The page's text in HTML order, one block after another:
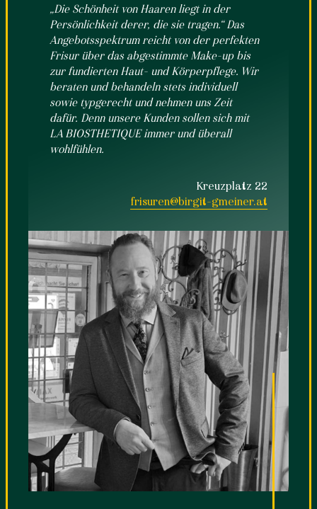
„Die Schönheit von Haaren liegt in der
Persönlichkeit derer, die sie tragen.“ Das
Angebotsspektrum reicht von der perfekten
Frisur über das abgestimmte Make-up bis
zur fundierten Haut- und Körperpflege. Wir
beraten und behandeln stets individuell
sowie typgerecht und nehmen uns Zeit
dafür. Denn unsere Kunden sollen sich mit
LA BIOSTHETIQUE immer und überall
wohlfühlen.
Kreuzplatz 22
frisuren@birgit-gmeiner.at